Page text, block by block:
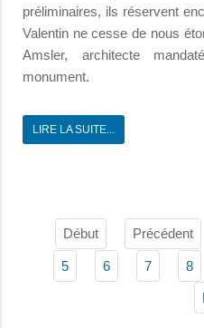
préliminaires, ils réservent
Valentin ne cesse de nous
Amsler, architecte
monument.
LIRE LA SUITE...
Début Précédent
5 6 7 8